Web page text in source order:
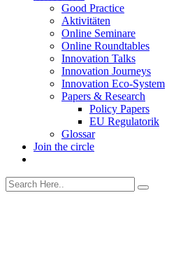
Good Practice
Aktivitäten
Online Seminare
Online Roundtables
Innovation Talks
Innovation Journeys
Innovation Eco-System
Papers & Research
Policy Papers
EU Regulatorik
Glossar
Join the circle